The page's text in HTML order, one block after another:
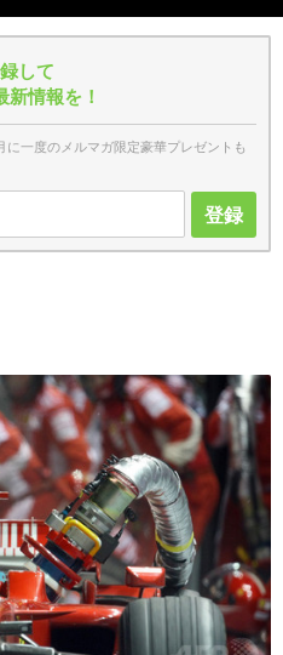
して
情報を！
一度のメルマガ限定豪華プレゼントも
登録